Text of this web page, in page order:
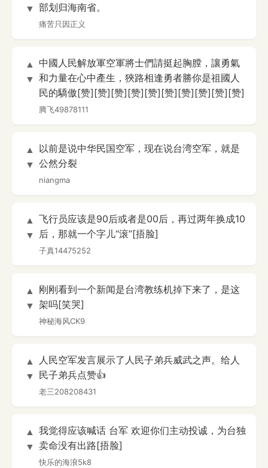
▼ 部划归海南省。
痛苦只因正义
▲
▼
中國人民解放軍空軍將士們請挺起胸膛，讓勇氣
和力量在心中產生，狹路相逢勇者勝你是祖國人
民的驕傲[赞][赞][赞][赞][赞][赞][赞][赞][赞][赞]
腾飞49878111
▲
▼
以前是说中华民国空军，现在说台湾空军，就是
公然分裂
niangma
▲
▼
飞行员应该是90后或者是00后，再过两年换成10
后，那就一个字儿“滚”[捂脸]
子真14475252
▲
▼
刚刚看到一个新闻是台湾教练机掉下来了，是这
架吗[笑哭]
神秘海风CK9
▲
▼
人民空军发言展示了人民子弟兵威武之声。给人
民子弟兵点赞👍
老三208208431
▲
▼
我觉得应该喊话 台军 欢迎你们主动投诚，为台独
卖命没有出路[捂脸]
快乐的海浪5k8